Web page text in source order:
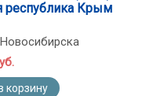
республика Крым
корзину